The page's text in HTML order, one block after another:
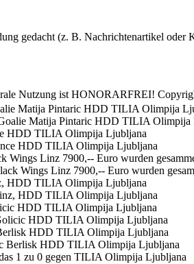
gedacht (z. B. Nachrichtenartikel
Nutzung ist HONORARFREI!
Matija Pintaric HDD TILIA Olimpija
HDD TILIA Olimpija Ljubljana
Wings Linz 7900,-- Euro wurden
HDD TILIA Olimpija Ljubljana
HDD TILIA Olimpija Ljubljana
HDD TILIA Olimpija Ljubljana
1 zu 0 gegen TILIA Olimpija Ljubljana